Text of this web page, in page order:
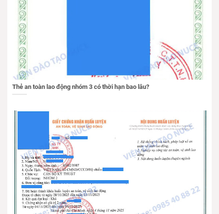
Thẻ an toàn lao động nhóm 3 có thời hạn bao lâu?